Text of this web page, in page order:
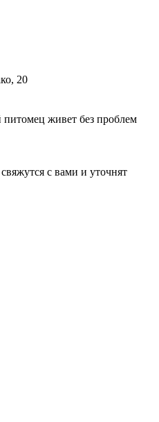
20
живет без проблем
с вами и уточнят